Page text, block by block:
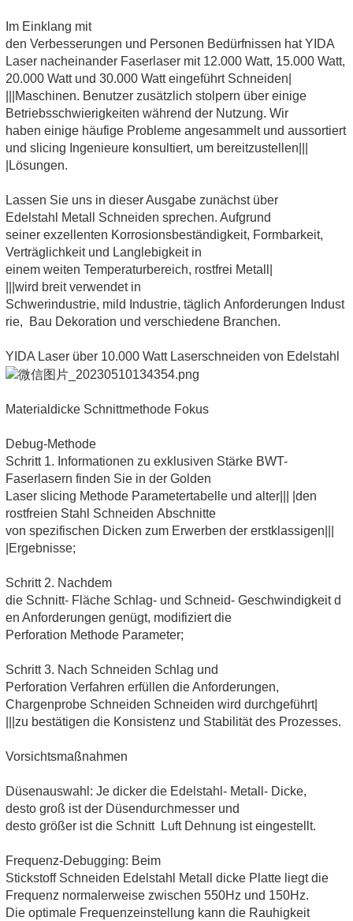
Im Einklang mit
den Verbesserungen und Personen Bedürfnissen hat YIDA
Laser nacheinander Faserlaser mit 12.000 Watt, 15.000 Watt,
20.000 Watt und 30.000 Watt eingeführt Schneiden|
|||Maschinen. Benutzer zusätzlich stolpern über einige
Betriebsschwierigkeiten während der Nutzung. Wir
haben einige häufige Probleme angesammelt und aussortiert
und slicing Ingenieure konsultiert, um bereitzustellen|||
|Lösungen.
Lassen Sie uns in dieser Ausgabe zunächst über
Edelstahl Metall Schneiden sprechen. Aufgrund
seiner exzellenten Korrosionsbeständigkeit, Formbarkeit,
Verträglichkeit und Langlebigkeit in
einem weiten Temperaturbereich, rostfrei Metall|
|||wird breit verwendet in
Schwerindustrie, mild Industrie, täglich Anforderungen Indust
rie, Bau Dekoration und verschiedene Branchen.
YIDA Laser über 10.000 Watt Laserschneiden von Edelstahl
Materialdicke Schnittmethode Fokus
Debug-Methode
Schritt 1. Informationen zu exklusiven Stärke BWT-
Faserlasern finden Sie in der Golden
Laser slicing Methode Parametertabelle und alter||| |den
rostfreien Stahl Schneiden Abschnitte
von spezifischen Dicken zum Erwerben der erstklassigen|||
|Ergebnisse;
Schritt 2. Nachdem
die Schnitt- Fläche Schlag- und Schneid- Geschwindigkeit d
en Anforderungen genügt, modifiziert die
Perforation Methode Parameter;
Schritt 3. Nach Schneiden Schlag und
Perforation Verfahren erfüllen die Anforderungen,
Chargenprobe Schneiden Schneiden wird durchgeführt|
|||zu bestätigen die Konsistenz und Stabilität des Prozesses.
Vorsichtsmaßnahmen
Düsenauswahl: Je dicker die Edelstahl- Metall- Dicke,
desto groß ist der Düsendurchmesser und
desto größer ist die Schnitt Luft Dehnung ist eingestellt.
Frequenz-Debugging: Beim
Stickstoff Schneiden Edelstahl Metall dicke Platte liegt die
Frequenz normalerweise zwischen 550Hz und 150Hz.
Die optimale Frequenzeinstellung kann die Rauhigkeit